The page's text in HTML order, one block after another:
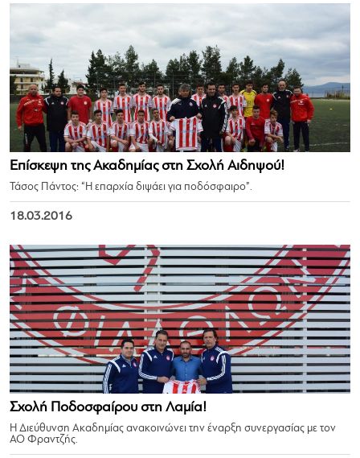
Επίσκεψη της Ακαδημίας στη Σχολή Αιδηψού!
Τάσος Πάντος: “Η επαρχία διψάει για ποδόσφαιρο”.
18.03.2016
Σχολή Ποδοσφαίρου στη Λαμία!
Η Διεύθυνση Ακαδημίας ανακοινώνει την έναρξη συνεργασίας με τον
ΑΟ Φραντζής.